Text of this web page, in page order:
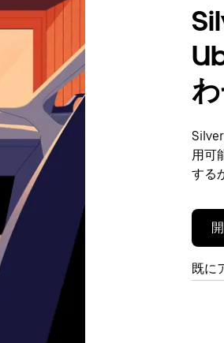
用可
する
既に